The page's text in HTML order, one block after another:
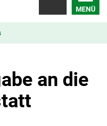
MENÜ
an die